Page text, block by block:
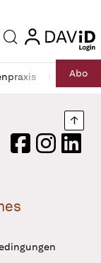
Suche login
RechtAbo
FacebookInstagram